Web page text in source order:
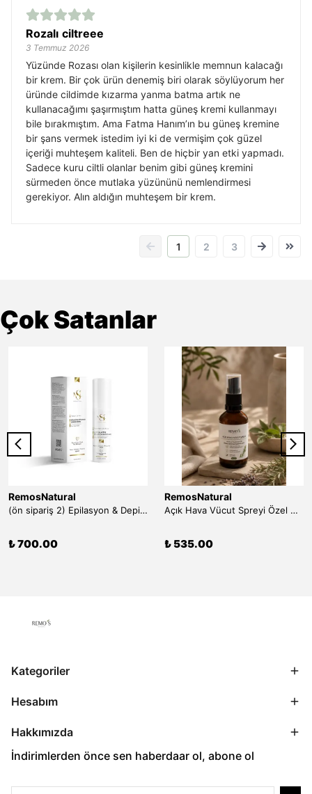
Rozalı ciltreee
3 Temmuz 2026
Yüzünde Rozası olan kişilerin kesinlikle memnun kalacağı
bir krem. Bir çok ürün denemiş biri olarak söylüyorum her
üründe cildimde kızarma yanma batma artık ne
kullanacağımı şaşırmıştım hatta güneş kremi kullanmayı
bile bırakmıştım. Ama Fatma Hanım’ın bu güneş kremine
bir şans vermek istedim iyi ki de vermişim çok güzel
içeriği muhteşem kaliteli. Ben de hiçbir yan etki yapmadı.
Sadece kuru ciltli olanlar benim gibi güneş kremini
sürmeden önce mutlaka yüzününü nemlendirmesi
gerekiyor. Alın aldığın muhteşem bir krem.
1 2 3
Çok Satanlar
RemosNatural
(ön sipariş 2) Epilasyon & Depilasyon Sonrası Tüy Azaltıcı Losyon 100 ml
₺ 700.00
RemosNatural
Açık Hava Vücut Spreyi Özel Uçucu Yağ Mix Zenginleştirilmiş 50 ml
₺ 535.00
Kategoriler
Hesabım
Hakkımızda
İndirimlerden önce sen haberdaar ol, abone ol